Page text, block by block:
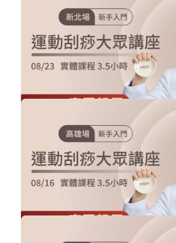
工作室經營基礎班
刮痧線上課程
購買後有效期限：課程下架時
2020
5
2026/8/23 新北場-運動刮痧大眾講
購買後有效期限：2026-08-23
827
13